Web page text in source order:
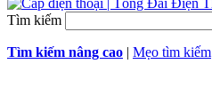
Tìm kiếm
Tìm kiếm nâng cao | Mẹo tìm kiếm